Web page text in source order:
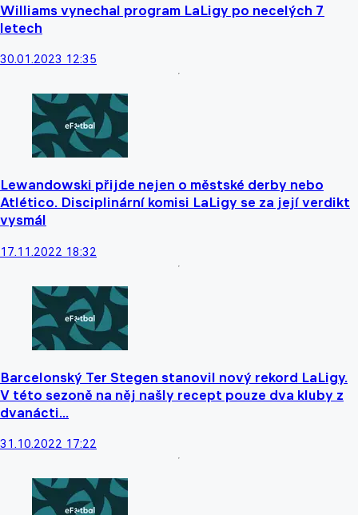
Williams vynechal program LaLigy po necelých 7
letech
30.01.2023 12:35
Lewandowski přijde nejen o městské derby nebo
Atlético. Disciplinární komisi LaLigy se za její verdikt
vysmál
17.11.2022 18:32
Barcelonský Ter Stegen stanovil nový rekord LaLigy.
V této sezoně na něj našly recept pouze dva kluby z
dvanácti...
31.10.2022 17:22